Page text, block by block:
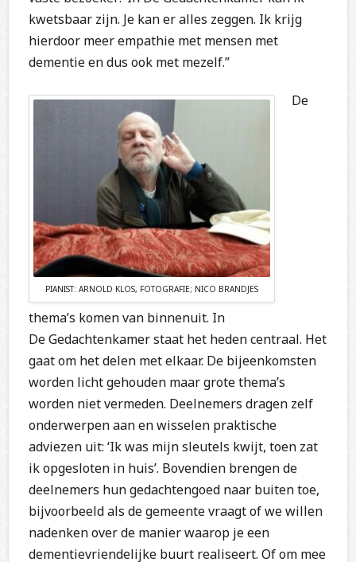
kwetsbaar zijn. Je kan er alles zeggen. Ik krijg
hierdoor meer empathie met mensen met
dementie en dus ook met mezelf.”
PIANIST: ARNOLD KLOS, FOTOGRAFIE; NICO BRANDJES
De
thema’s komen van binnenuit. In
De Gedachtenkamer staat het heden centraal. Het
gaat om het delen met elkaar. De bijeenkomsten
worden licht gehouden maar grote thema’s
worden niet vermeden. Deelnemers dragen zelf
onderwerpen aan en wisselen praktische
adviezen uit: ‘Ik was mijn sleutels kwijt, toen zat
ik opgesloten in huis’. Bovendien brengen de
deelnemers hun gedachtengoed naar buiten toe,
bijvoorbeeld als de gemeente vraagt of we willen
nadenken over de manier waarop je een
dementievriendelijke buurt realiseert. Of om mee